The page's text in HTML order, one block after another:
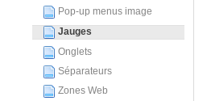
Pop-up menus image
Jauges
Onglets
Séparateurs
Zones Web